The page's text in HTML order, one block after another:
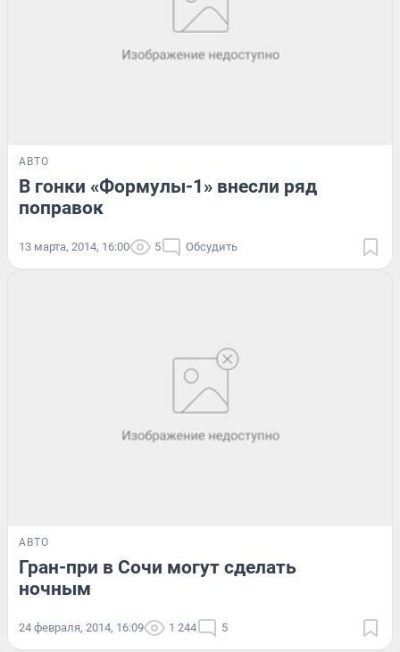
АВТО
В гонки «Формулы-1» внесли ряд
поправок
13 марта, 2014, 16:00 5 Обсудить
АВТО
Гран-при в Сочи могут сделать
ночным
24 февраля, 2014, 16:09 1 244 5